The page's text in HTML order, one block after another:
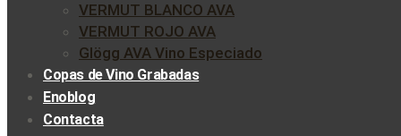
VERMUT BLANCO AVA
VERMUT ROJO AVA
Glögg AVA Vino Especiado
Copas de Vino Grabadas
Enoblog
Contacta